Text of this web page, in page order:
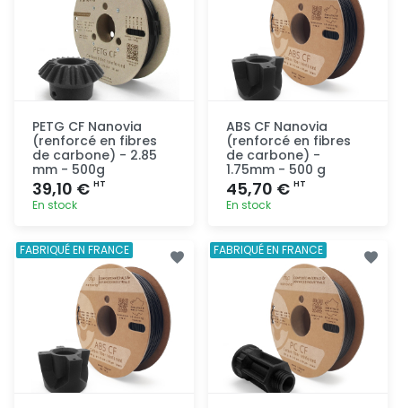
PETG CF Nanovia
(renforcé en fibres
de carbone) - 2.85
mm - 500g
39,10 € HT
En stock
Ajout
rapide
ABS CF Nanovia
(renforcé en fibres
de carbone) -
1.75mm - 500 g
45,70 € HT
En stock
Ajout
rapide
FABRIQUÉ EN FRANCE FABRIQUÉ EN FRANCE